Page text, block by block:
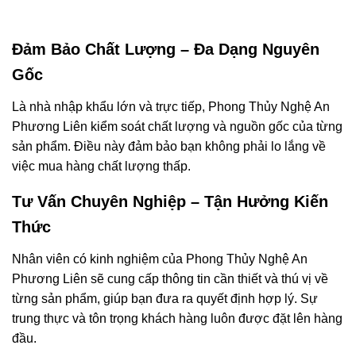
Đảm Bảo Chất Lượng – Đa Dạng Nguyên
Gốc
Là nhà nhập khẩu lớn và trực tiếp, Phong Thủy Nghệ An
Phương Liên kiểm soát chất lượng và nguồn gốc của từng
sản phẩm. Điều này đảm bảo bạn không phải lo lắng về
việc mua hàng chất lượng thấp.
Tư Vấn Chuyên Nghiệp – Tận Hưởng Kiến
Thức
Nhân viên có kinh nghiệm của Phong Thủy Nghệ An
Phương Liên sẽ cung cấp thông tin cần thiết và thú vị về
từng sản phẩm, giúp bạn đưa ra quyết định hợp lý. Sự
trung thực và tôn trọng khách hàng luôn được đặt lên hàng
đầu.